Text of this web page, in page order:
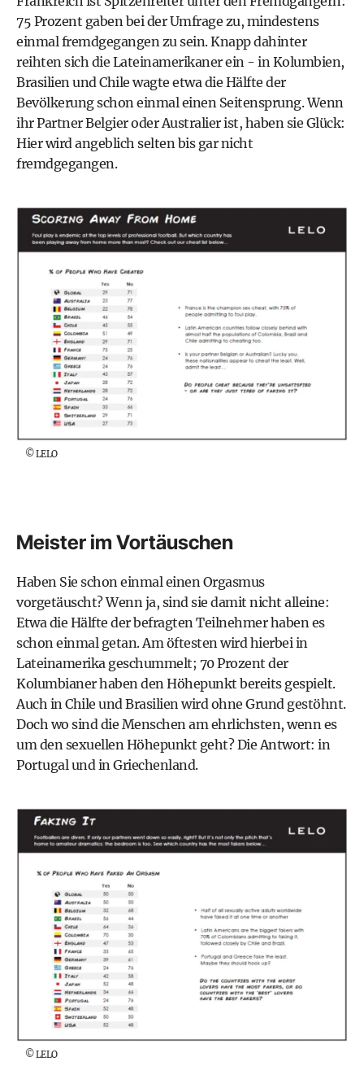
75 Prozent gaben bei der Umfrage zu, mindestens
einmal fremdgegangen zu sein. Knapp dahinter
reihten sich die Lateinamerikaner ein - in Kolumbien,
Brasilien und Chile wagte etwa die Hälfte der
Bevölkerung schon einmal einen Seitensprung. Wenn
ihr Partner Belgier oder Australier ist, haben sie Glück:
Hier wird angeblich selten bis gar nicht
fremdgegangen.
©LELO
Meister im Vortäuschen
Haben Sie schon einmal einen Orgasmus
vorgetäuscht? Wenn ja, sind sie damit nicht alleine:
Etwa die Hälfte der befragten Teilnehmer haben es
schon einmal getan. Am öftesten wird hierbei in
Lateinamerika geschummelt; 70 Prozent der
Kolumbianer haben den Höhepunkt bereits gespielt.
Auch in Chile und Brasilien wird ohne Grund gestöhnt.
Doch wo sind die Menschen am ehrlichsten, wenn es
um den sexuellen Höhepunkt geht? Die Antwort: in
Portugal und in Griechenland.
©LELO